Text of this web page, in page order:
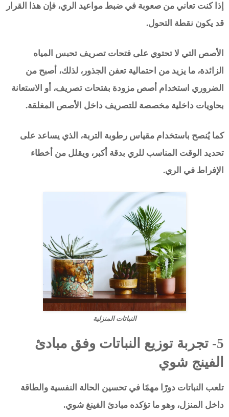
إذا كنت تعاني من صعوبة في ضبط مواعيد الري، فإن هذا القرار
قد يكون نقطة التحول.
الأصص التي لا تحتوي على فتحات تصريف تحبس المياه
الزائدة، ما يزيد من احتمالية تعفن الجذور، لذلك، أصبح من
الضروري استخدام أصص مزودة بفتحات تصريف، أو الاستعانة
بحاويات داخلية مخصصة للتصريف داخل الأصص المغلقة.
كما يُنصح باستخدام مقياس رطوبة التربة، الذي يساعد على
تحديد الوقت المناسب للري بدقة أكبر، ويقلل من أخطاء
الإفراط في الري.
النباتات المنزلية
5- تجربة توزيع النباتات وفق مبادئ
الفينج شوي
تلعب النباتات دورًا مهمًا في تحسين الحالة النفسية والطاقة
داخل المنزل، وهو ما تؤكده مبادئ الفينغ شوي.